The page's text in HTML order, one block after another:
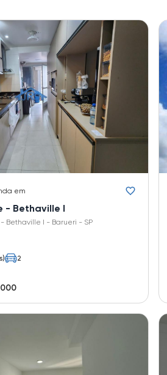
em
- Bethaville I
Bethaville I - Barueri - SP
2